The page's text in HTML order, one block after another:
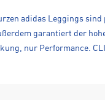
adidas Leggings
garantiert der
nur Performance.